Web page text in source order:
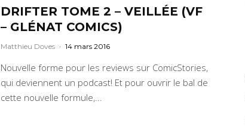
DRIFTER TOME 2 – VEILLÉE (VF
– GLÉNAT COMICS)
Matthieu Doves · 14 mars 2016
Nouvelle forme pour les reviews sur ComicStories,
qui deviennent un podcast! Et pour ouvrir le bal de
cette nouvelle formule,...